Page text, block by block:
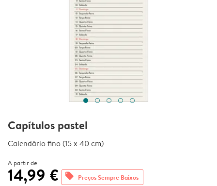
Capítulos pastel
Calendário fino (15 x 40 cm)
A partir de
14,99 € offers Preços Sempre Baixos